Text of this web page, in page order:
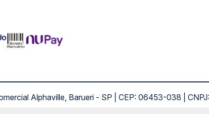
Alphaville, Barueri - SP | CEP: 06453-038 |